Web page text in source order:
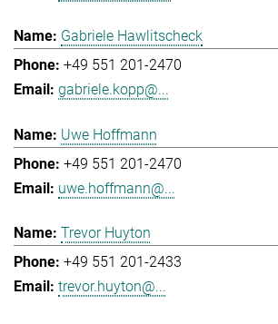
Gabriele Hawlitscheck
+49 551 201-2470
gabriele.kopp@...
Uwe Hoffmann
+49 551 201-2470
uwe.hoffmann@...
Trevor Huyton
+49 551 201-2433
trevor.huyton@...